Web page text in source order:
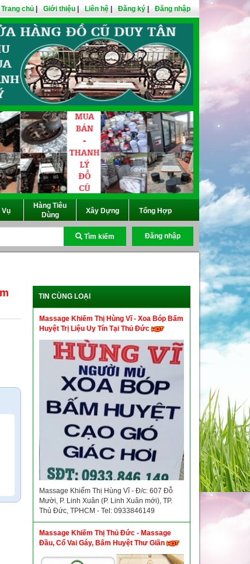
Trang chủ Giới thiệu Liên hệ Đăng ký Đăng nhập
Vụ
Hàng Tiêu
Dùng
Xây Dựng Tổng Hợp
Tìm kiếm Đăng nhập
TIN CÙNG LOẠI
Massage Khiếm Thị Hùng Vĩ - Xoa Bóp Bấm
Huyệt Trị Liệu Uy Tín Tại Thủ Đức
Massage Khiếm Thị Hùng Vĩ - Đ/c: 607 Đỗ
Mười, P. Linh Xuân (P. Linh Xuân mới), TP.
Thủ Đức, TPHCM - Tel: 0933846149
Massage Khiếm Thị Thủ Đức - Massage
Đầu, Cổ Vai Gáy, Bấm Huyệt Thư Giãn